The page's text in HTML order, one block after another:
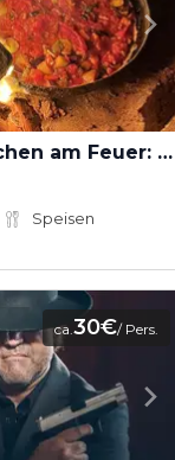
Gemeinsam Kochen am Feuer: Kreativität, Teamgeist und Genuss in der Natur
Speisen
ca.30€/ Pers.